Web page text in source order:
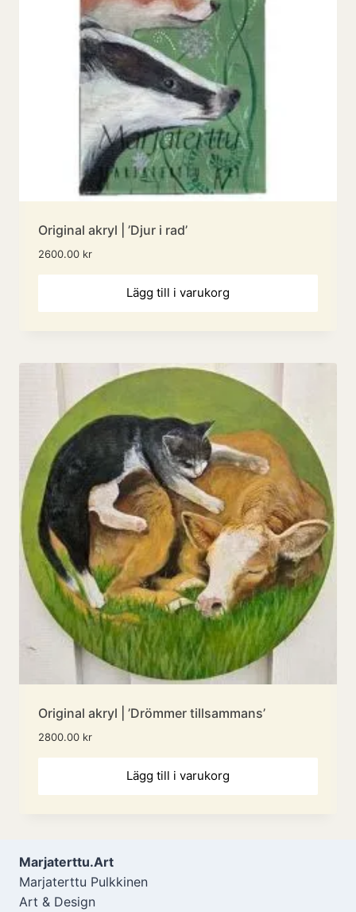
Original akryl | ’Djur i rad’
2600.00 kr
Lägg till i varukorg
Original akryl | ’Drömmer tillsammans’
2800.00 kr
Lägg till i varukorg
Marjaterttu.Art
Marjaterttu Pulkkinen
Art & Design